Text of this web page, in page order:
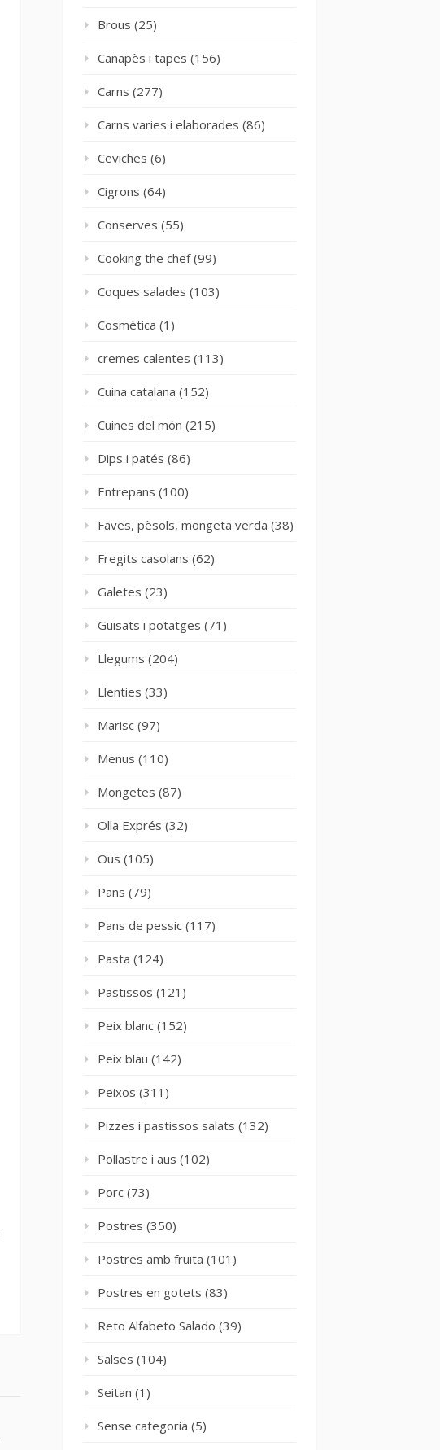
Brous (25)
Canapès i tapes (156)
Carns (277)
Carns varies i elaborades (86)
Ceviches (6)
Cigrons (64)
Conserves (55)
Cooking the chef(99)
Coques salades (103)
Cosmètica (1)
cremes calentes (113)
Cuina catalana (152)
Cuines del món (215)
Dips i patés (86)
Entrepans (100)
Faves, pèsols, mongeta verda (38)
Fregits casolans (62)
Galetes (23)
Guisats i potatges (71)
Llegums (204)
Llenties (33)
Marisc (97)
Menus (110)
Mongetes (87)
Olla Exprés (32)
Ous (105)
Pans (79)
Pans de pessic (117)
Pasta (124)
Pastissos (121)
Peix blanc (152)
Peix blau (142)
Peixos (311)
Pizzes i pastissos salats (132)
Pollastre i aus (102)
Porc (73)
Postres (350)
Postres amb fruita (101)
Postres en gotets (83)
Reto Alfabeto Salado (39)
Salses (104)
Seitan (1)
Sense categoria (5)